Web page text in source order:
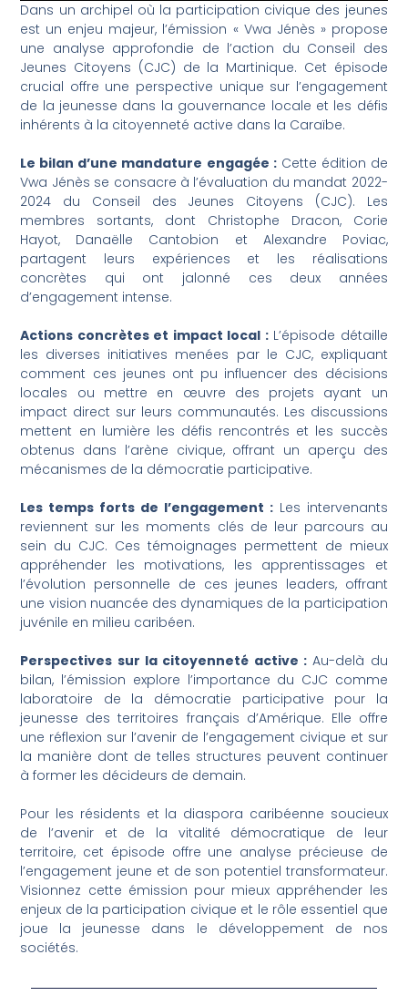
Dans un archipel où la participation civique des jeunes
est un enjeu majeur, l’émission « Vwa Jénès » propose
une analyse approfondie de l’action du Conseil des
Jeunes Citoyens (CJC) de la Martinique. Cet épisode
crucial offre une perspective unique sur l’engagement
de la jeunesse dans la gouvernance locale et les défis
inhérents à la citoyenneté active dans la Caraïbe.
Le bilan d’une mandature engagée :Cette édition de
Vwa Jénès se consacre à l’évaluation du mandat 2022-
2024 du Conseil des Jeunes Citoyens (CJC). Les
membres sortants, dont Christophe Dracon, Corie
Hayot, Danaëlle Cantobion et Alexandre Poviac,
partagent leurs expériences et les réalisations
concrètes qui ont jalonné ces deux années
d’engagement intense.
Actions concrètes et impact local :L’épisode détaille
les diverses initiatives menées par le CJC, expliquant
comment ces jeunes ont pu influencer des décisions
locales ou mettre en œuvre des projets ayant un
impact direct sur leurs communautés. Les discussions
mettent en lumière les défis rencontrés et les succès
obtenus dans l’arène civique, offrant un aperçu des
mécanismes de la démocratie participative.
Les temps forts de l’engagement :Les intervenants
reviennent sur les moments clés de leur parcours au
sein du CJC. Ces témoignages permettent de mieux
appréhender les motivations, les apprentissages et
l’évolution personnelle de ces jeunes leaders, offrant
une vision nuancée des dynamiques de la participation
juvénile en milieu caribéen.
Perspectives sur la citoyenneté active :Au-delà du
bilan, l’émission explore l’importance du CJC comme
laboratoire de la démocratie participative pour la
jeunesse des territoires français d’Amérique. Elle offre
une réflexion sur l’avenir de l’engagement civique et sur
la manière dont de telles structures peuvent continuer
à former les décideurs de demain.
Pour les résidents et la diaspora caribéenne soucieux
de l’avenir et de la vitalité démocratique de leur
territoire, cet épisode offre une analyse précieuse de
l’engagement jeune et de son potentiel transformateur.
Visionnez cette émission pour mieux appréhender les
enjeux de la participation civique et le rôle essentiel que
joue la jeunesse dans le développement de nos
sociétés.